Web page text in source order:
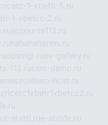
1-xbetti-5.ru
1-xbetcc-2.ru
accounts112.ru
hahahaharms.ru
opsmgr.ruev-gallery.ru
112.rucsm-demo.ru
allseo-host.ru
cricetc1xbetr1xbetcc2.ru
statti.rue-abis1c.ru